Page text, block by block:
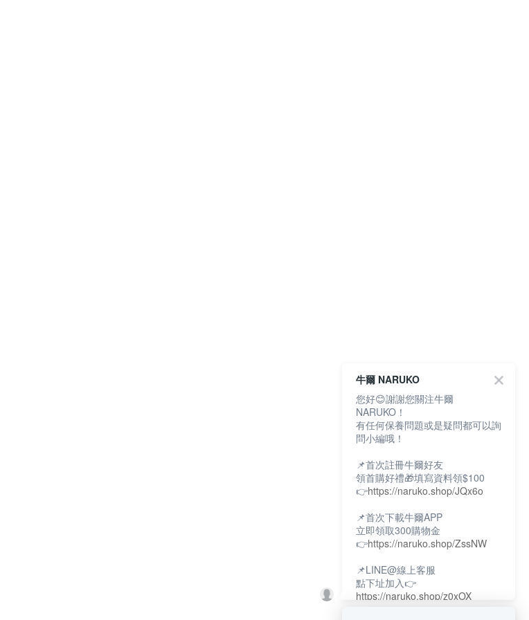
牛爾 NARUKO
您好😊謝謝您關注牛爾
NARUKO！
有任何保養問題或是疑問都可以詢
問小編哦！
📌首次註冊牛爾好友
領首購好禮🎁填寫資料領$100
👉https://naruko.shop/JQx6o
📌首次下載牛爾APP
立即領取300購物金
👉https://naruko.shop/ZssNW
📌LINE@線上客服
點下址加入👉
https://naruko.shop/z0xOX